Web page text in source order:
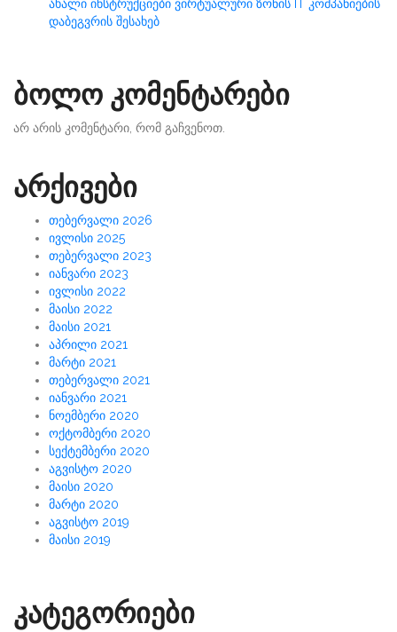
ახალი ინსტრუქციები ვირტუალური ზონის IT კომპანიების
დაბეგვრის შესახებ
ბოლო კომენტარები
არ არის კომენტარი, რომ გაჩვენოთ.
არქივები
თებერვალი 2026
ივლისი 2025
თებერვალი 2023
იანვარი 2023
ივლისი 2022
მაისი 2022
მაისი 2021
აპრილი 2021
მარტი 2021
თებერვალი 2021
იანვარი 2021
ნოემბერი 2020
ოქტომბერი 2020
სექტემბერი 2020
აგვისტო 2020
მაისი 2020
მარტი 2020
აგვისტო 2019
მაისი 2019
კატეგორიები